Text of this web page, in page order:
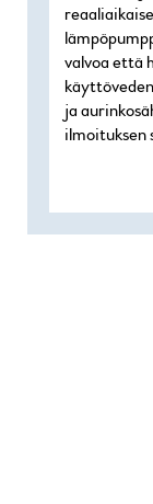
valvoa että
ja
ilmoituksen